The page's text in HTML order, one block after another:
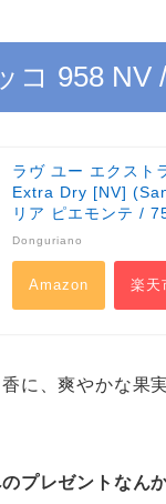
コ 958
ラヴ ユー エクス
Extra Dry [NV]
リア ピエモンテ /
Donguriano
Amazon 楽天
に、爽やかな果
プレゼントなん